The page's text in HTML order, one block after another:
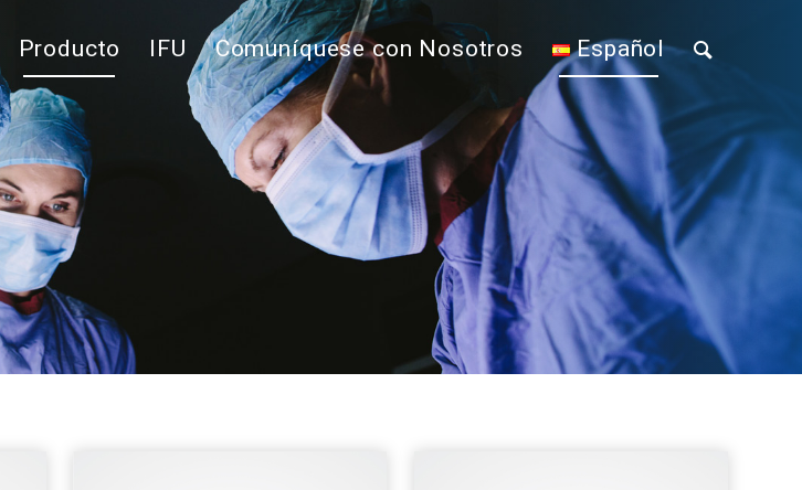
Producto IFU Comuníquese con Nosotros Español